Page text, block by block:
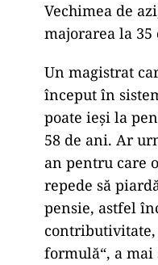
Vechimea de
majorarea la 35
Un magistrat
început în
poate ieși la
58 de ani. Ar
an pentru care
repede să
pensie, astfel
contributivitate,
formulă“, a